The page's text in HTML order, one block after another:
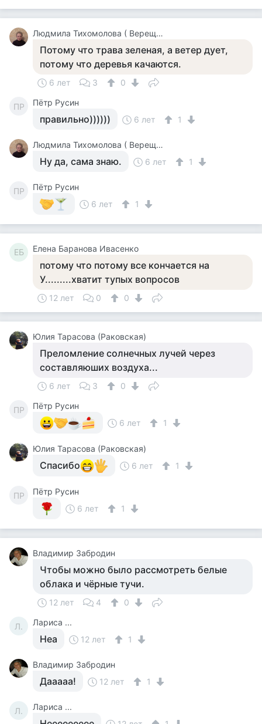
Людмила Тихомолова ( Верещагина )
Потому что трава зеленая, а ветер дует,
потому что деревья качаются.
6 лет 3 0
ПР Пётр Русин
правильно)))))) 6 лет 1
Людмила Тихомолова ( Верещагина )
Ну да, сама знаю. 6 лет 1
ПР
Пётр Русин
6 лет
1
ЕБ Елена Баранова Ивасенко
потому что потому все кончается на
У.........хватит тупых вопросов
12 лет 0 0
Юлия Тарасова (Раковская)
Преломление солнечных лучей через
составляюших воздуха...
6 лет 3 0
ПР
Пётр Русин
6 лет
1
Юлия Тарасова (Раковская)
Спасибо 6 лет 1
ПР
Пётр Русин
6 лет
1
Владимир Забродин
Чтобы можно было рассмотреть белые
облака и чёрные тучи.
12 лет 4 0
Л. Лариса ...
Неа 12 лет 1
Владимир Забродин
Дааааа! 12 лет 1
Л. Лариса ...